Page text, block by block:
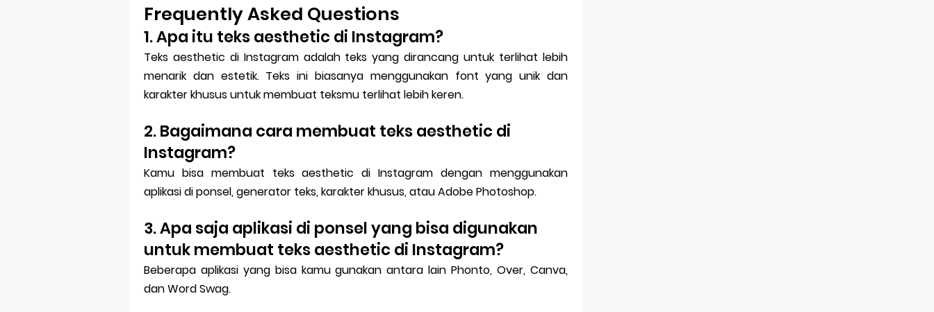
Frequently Asked Questions
1. Apa itu teks aesthetic di Instagram?
Teks aesthetic di Instagram adalah teks yang dirancang untuk terlihat lebih
menarik dan estetik. Teks ini biasanya menggunakan font yang unik dan
karakter khusus untuk membuat teksmu terlihat lebih keren.
2. Bagaimana cara membuat teks aesthetic di
Instagram?
Kamu bisa membuat teks aesthetic di Instagram dengan menggunakan
aplikasi di ponsel, generator teks, karakter khusus, atau Adobe Photoshop.
3. Apa saja aplikasi di ponsel yang bisa digunakan
untuk membuat teks aesthetic di Instagram?
Beberapa aplikasi yang bisa kamu gunakan antara lain Phonto, Over, Canva,
dan Word Swag.